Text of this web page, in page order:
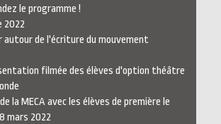
le programme !
2022
autour de l'écriture du mouvement
filmée des élèves d'option théâtre
la MECA avec les élèves de première le
mars 2022